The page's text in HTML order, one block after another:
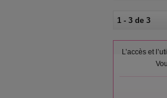
1 - 3 de 3
L’accès et